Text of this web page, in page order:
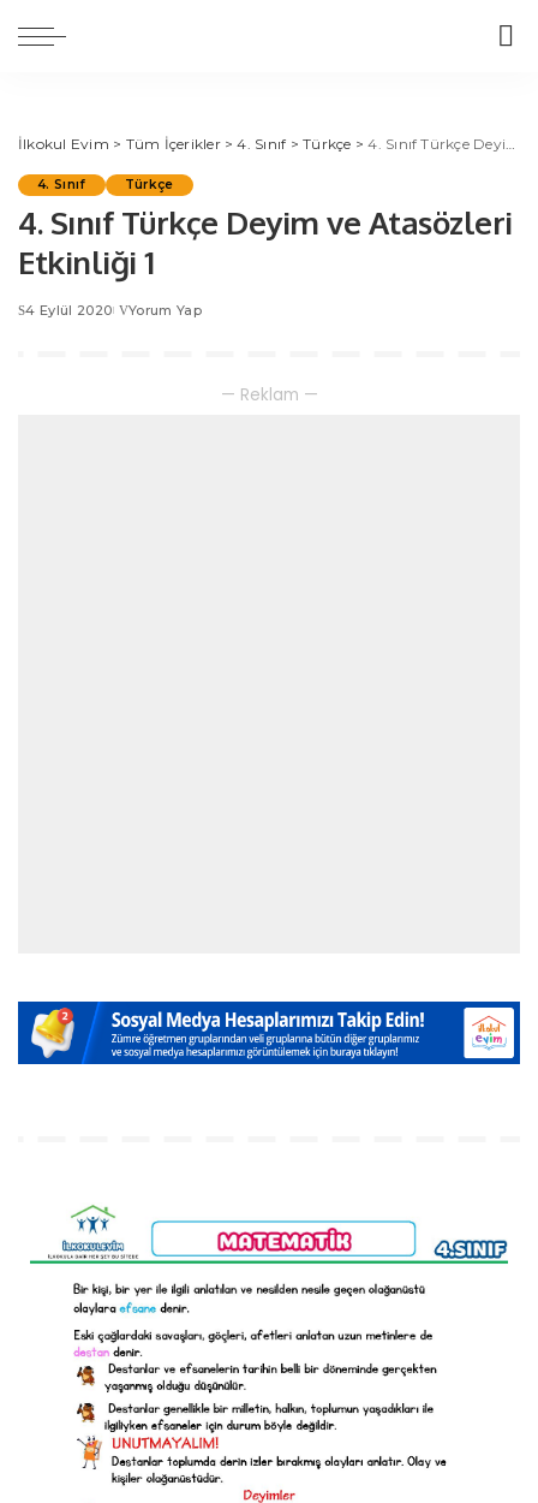
İlkokul Evim > Tüm İçerikler>4. Sınıf >Türkçe >4. Sınıf Türkçe Deyim ve Atasözleri Etkinliği 1
4. Sınıf Türkçe
4. Sınıf Türkçe Deyim ve Atasözleri
Etkinliği 1
4 Eylül 2020 Yorum Yap
— Reklam —